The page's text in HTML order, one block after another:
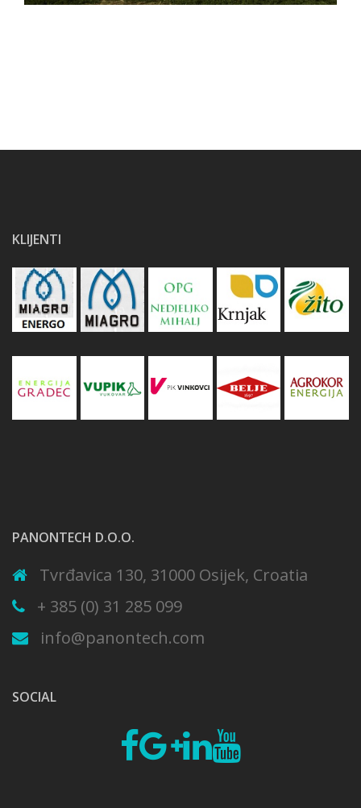
KLIJENTI
PANONTECH D.O.O.
Tvrđavica 130, 31000 Osijek, Croatia
+ 385 (0) 31 285 099
info@panontech.com
SOCIAL
Fb Google
plus
Linkedin